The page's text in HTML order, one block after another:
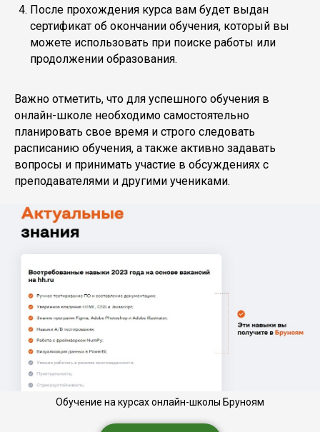
После прохождения курса вам будет выдан
сертификат об окончании обучения, который вы
можете использовать при поиске работы или
продолжении образования.
Важно отметить, что для успешного обучения в
онлайн-школе необходимо самостоятельно
планировать свое время и строго следовать
расписанию обучения, а также активно задавать
вопросы и принимать участие в обсуждениях с
преподавателями и другими учениками.
Обучение на курсах онлайн-школы Бруноям